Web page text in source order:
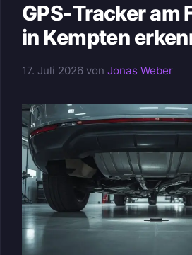
GPS-Tracker am
in Kempten
17. Juli 2026 von Jonas Weber